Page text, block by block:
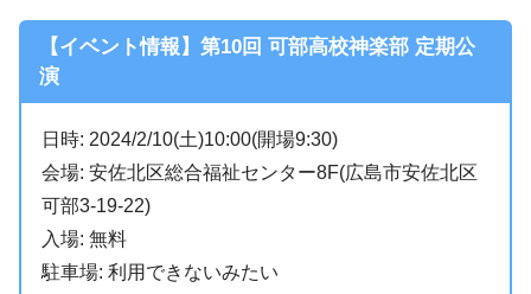
【イベント情報】第10回 可部高校神楽部 定期公
演
日時: 2024/2/10(土)10:00(開場9:30)
会場: 安佐北区総合福祉センター8F(広島市安佐北区
可部3-19-22)
入場: 無料
駐車場: 利用できないみたい